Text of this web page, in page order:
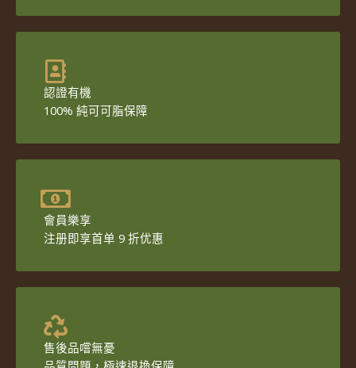
認證有機
100% 純可可脂保障
會員樂享
注册即享首单 9 折优惠
售後品嚐無憂